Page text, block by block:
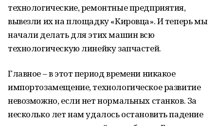
технологические, ремонтные предприятия,
вывезли их на площадку «Кировца». И теперь мы
начали делать для этих машин всю
технологическую линейку запчастей.
Главное – в этот период времени никакое
импортозамещение, технологическое развитие
невозможно, если нет нормальных станков. За
несколько лет нам удалось остановить падение